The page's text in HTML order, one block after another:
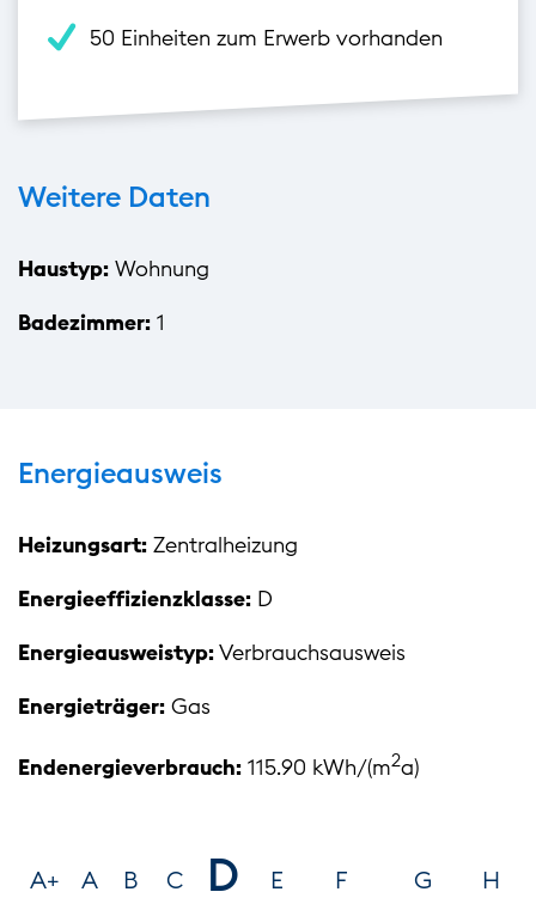
50 Einheiten zum Erwerb vorhanden
Weitere Daten
Haustyp: Wohnung
Badezimmer: 1
Energieausweis
Heizungsart: Zentralheizung
Energieeffizienzklasse: D
Energieausweistyp:Verbrauchsausweis
Energieträger: Gas
Endenergieverbrauch: 115.90 kWh/(m2a)
A+ A B C D E F G H